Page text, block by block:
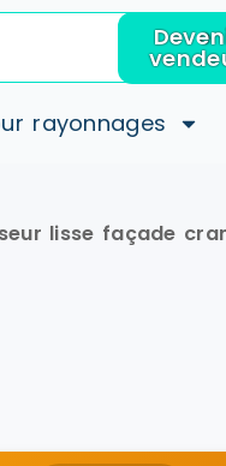
rayonnages
lisse façade